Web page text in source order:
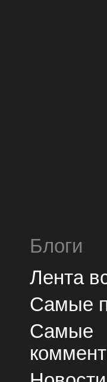
Блоги
Лента
Самые
Самые